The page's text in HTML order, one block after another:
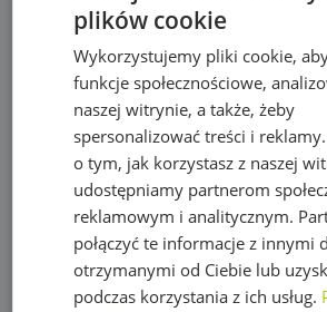
Plandeka wzmacniana ULTRA
Plandeka zbrojona LENO
Podpory roślin
Pompy
Pompy IBO
Pompy Omnigena
Sterowniki i akcesoria do pomp
plików cookie
Wykorzystujemy pliki cookie,
funkcje społecznościowe,
naszej witrynie, a także, żeby
spersonalizować treści i
o tym, jak korzystasz z naszej
udostępniamy partnerom
reklamowym i analitycznym.
połączyć te informacje z innymi
otrzymanymi od Ciebie lub
podczas korzystania z ich usług.